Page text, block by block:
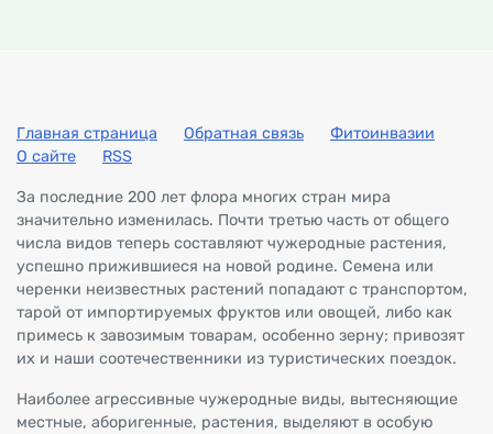
Главная страница Обратная связь
Фитоинвазии
О сайте
RSS
За последние 200 лет флора многих стран мира
значительно изменилась. Почти третью часть от общего
числа видов теперь составляют чужеродные растения,
успешно прижившиеся на новой родине. Семена или
черенки неизвестных растений попадают с транспортом,
тарой от импортируемых фруктов или овощей, либо как
примесь к завозимым товарам, особенно зерну; привозят
их и наши соотечественники из туристических поездок.
Наиболее агрессивные чужеродные виды, вытесняющие
местные, аборигенные, растения, выделяют в особую